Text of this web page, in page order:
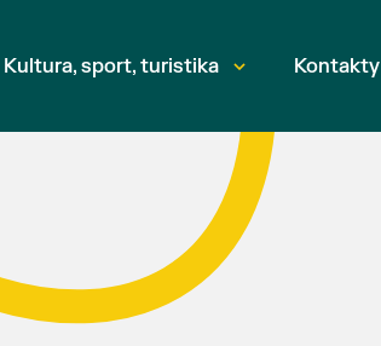
Kultura, sport, turistika Kontakty